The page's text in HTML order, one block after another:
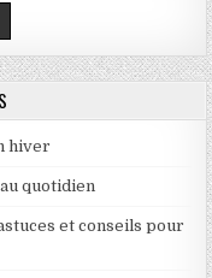
hiver
quotidien
et conseils pour